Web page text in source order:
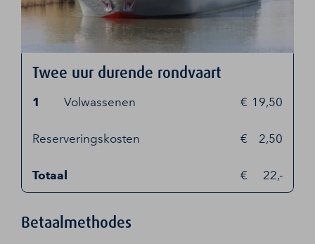
Twee uur durende rondvaart
1 Volwassenen 19,50
Reserveringskosten 2,50
Totaal 22,-
Betaalmethodes